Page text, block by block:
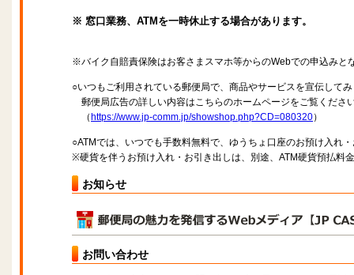
※ 窓口業務、ATMを一時休止する場合があります。
※バイク自賠責保険はお客さまスマホ等からのWebでの申込みと
○いつもご利用されている郵便局で、商品やサービスを宣伝して
郵便局広告の詳しい内容はこちらのホームページをご覧くださ
（ https://www.jp-comm.jp/showshop.php?CD=080320）
○ATMでは、いつでも手数料無料で、ゆうちょ口座のお預け入れ
※硬貨を伴うお預け入れ・お引き出しは、別途、ATM硬貨預払料
お知らせ
お問い合わせ